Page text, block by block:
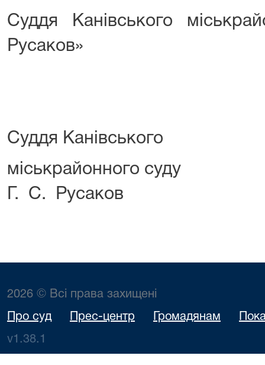
Суддя Канівського
Русаков»
Суддя Канівського
Г. С. Русаков
2026 © Всі права захищені
Про суд Прес-центр Громадянам
v1.38.1